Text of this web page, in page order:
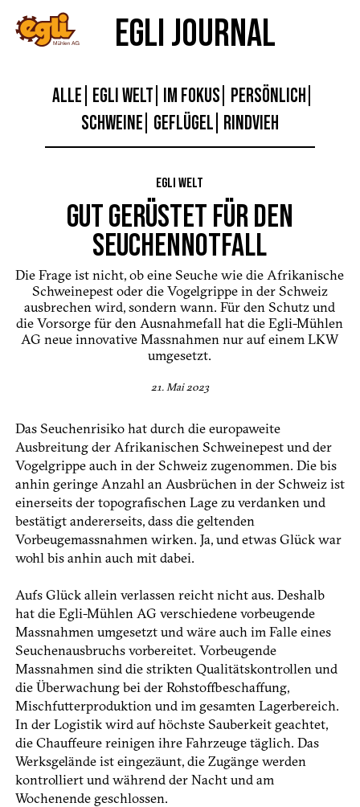
EGLI JOURNAL
ALLE EGLI WELT IM FOKUS
PERSÖNLICH
SCHWEINE GEFLÜGEL RINDVIEH
EGLI WELT
GUT GERÜSTET FÜR DEN
SEUCHENNOTFALL
Die Frage ist nicht, ob eine Seuche wie die Afrikanische
Schweinepest oder die Vogelgrippe in der Schweiz
ausbrechen wird, sondern wann. Für den Schutz und
die Vorsorge für den Ausnahmefall hat die Egli-Mühlen
AG neue innovative Massnahmen nur auf einem LKW
umgesetzt.
21. Mai 2023
Das Seuchenrisiko hat durch die europaweite
Ausbreitung der Afrikanischen Schweinepest und der
Vogelgrippe auch in der Schweiz zugenommen. Die bis
anhin geringe Anzahl an Ausbrüchen in der Schweiz ist
einerseits der topografischen Lage zu verdanken und
bestätigt andererseits, dass die geltenden
Vorbeugemassnahmen wirken. Ja, und etwas Glück war
wohl bis anhin auch mit dabei.
Aufs Glück allein verlassen reicht nicht aus. Deshalb
hat die Egli-Mühlen AG verschiedene vorbeugende
Massnahmen umgesetzt und wäre auch im Falle eines
Seuchen­ausbruchs vorbereitet. Vorbeugende
Massnahmen sind die strikten Qualitätskontrollen und
die Überwachung bei der Rohstoffbeschaffung,
Mischfutterproduktion und im gesamten Lagerbereich.
In der Logistik wird auf höchste Sauberkeit geachtet,
die Chauffeure reinigen ihre Fahrzeuge täglich. Das
Werksgelände ist eingezäunt, die Zugänge werden
kontrolliert und während der Nacht und am
Wochenende geschlossen.